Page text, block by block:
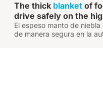
The thick blanket of
drive safely on the
El espeso manto de
de manera segura en la